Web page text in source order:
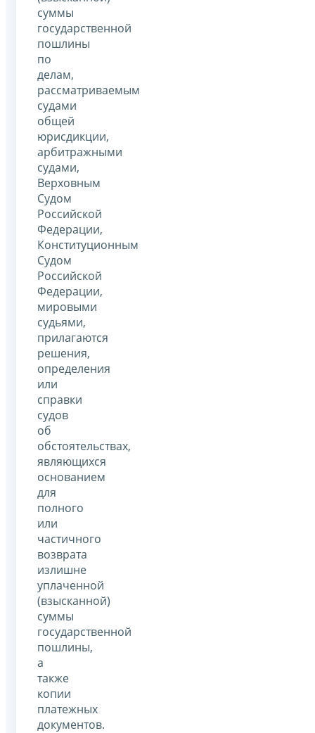
суммы
государственной
пошлины
по
делам,
рассматриваемым
судами
общей
юрисдикции,
арбитражными
судами,
Верховным
Судом
Российской
Федерации,
Конституционным
Судом
Российской
Федерации,
мировыми
судьями,
прилагаются
решения,
определения
или
справки
судов
об
обстоятельствах,
являющихся
основанием
для
полного
или
частичного
возврата
излишне
уплаченной
(взысканной)
суммы
государственной
пошлины,
а
также
копии
платежных
документов.